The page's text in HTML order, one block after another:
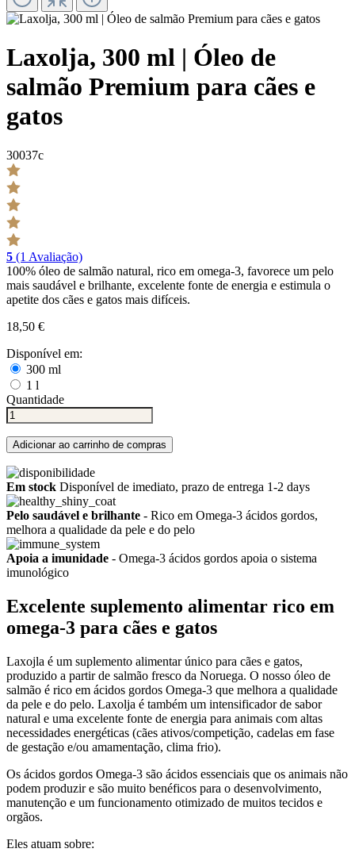
Laxolja, 300 ml | Óleo de
salmão Premium para cães e
gatos
30037c
5 (1 Avaliação)
100% óleo de salmão natural, rico em omega-3, favorece um pelo
mais saudável e brilhante, excelente fonte de energia e estimula o
apetite dos cães e gatos mais difíceis.
18,50 €
Disponível em:
300 ml
1 l
Quantidade
Adicionar ao carrinho de compras
Em stock Disponível de imediato, prazo de entrega 1-2 days
Pelo saudável e brilhante - Rico em Omega-3 ácidos gordos,
melhora a qualidade da pele e do pelo
Apoia a imunidade - Omega-3 ácidos gordos apoia o sistema
imunológico
Excelente suplemento alimentar rico em
omega-3 para cães e gatos
Laxojla é um suplemento alimentar único para cães e gatos,
produzido a partir de salmão fresco da Noruega. O nosso óleo de
salmão é rico em ácidos gordos Omega-3 que melhora a qualidade
da pele e do pelo. Laxolja é também um intensificador de sabor
natural e uma excelente fonte de energia para animais com altas
necessidades energéticas (cães ativos/competição, cadelas em fase
de gestação e/ou amamentação, clima frio).
Os ácidos gordos Omega-3 são ácidos essenciais que os animais não
podem produzir e são muito benéficos para o desenvolvimento,
manutenção e um funcionamento otimizado de muitos tecidos e
orgãos.
Eles atuam sobre: